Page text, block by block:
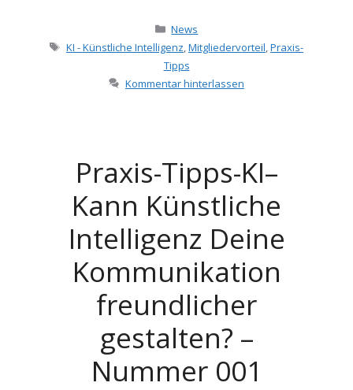
Kategorien
News
Schlagwörter
KI - Künstliche Intelligenz Mitgliedervorteil Praxis-
Tipps
Kommentar hinterlassen
Praxis-Tipps-KI–
Kann Künstliche
Intelligenz Deine
Kommunikation
freundlicher
gestalten? –
Nummer 001